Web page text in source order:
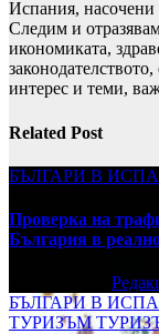
Испания, насочени
Следим и
икономиката,
интерес и теми,
Related Post
БЪЛГАРИ В
Проверка на
България в
БЪЛГАРИ В
ТУРИЗЪМ